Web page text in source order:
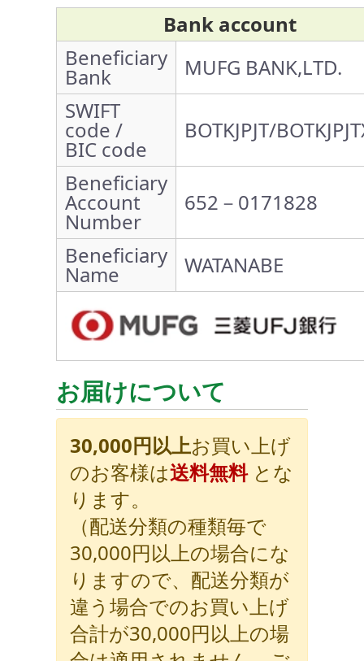
Bank account
Beneficiary
Bank
MUFG BANK,LTD.
SWIFT
code /
BIC code
BOTKJPJT/
Beneficiary
Account
Number
652－0171828
Beneficiary
Name WATANABE
お届けについて
30,000円以上お買い上げ
のお客様は送料無料とな
ります。
（配送分類の種類毎で
30,000円以上の場合にな
りますので、配送分類が
違う場合でのお買い上げ
合計が30,000円以上の場